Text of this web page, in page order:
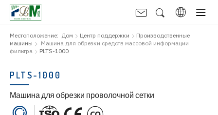
Местоположение: Дом Центр поддержки
Производственные
машины
Машина для обрезки средств массовой информации
фильтра
PLTS-1000
PLTS-1000
Машина для обрезки проволочной сетки